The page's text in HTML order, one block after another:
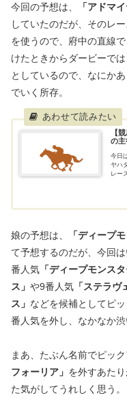
今回の予想は、 「アドマ
していたのだが、そのレ
を使うので、府中の直線
けたときからダービーで
としているので、なにか
でいく所存。
【
の主
今日
ヤハ
レー
娘の予想は、 「ディープ
て予想するのだが、今回
番人気 「ディープモンスタ
ス」 や9番人気 「ステラヴ
ス」 などを候補としてピ
番人気を外し、なかなか
まあ、たぶん名前でピッ
フォーリア」 を外すあた
た気がしてうれしく思う。